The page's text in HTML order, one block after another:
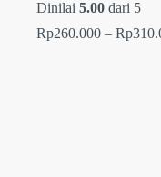
Dinilai 5.00 dari 5
Rp260.000 – Rp